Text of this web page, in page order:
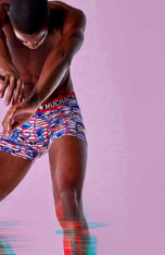
Kopírování či
zakázáno.